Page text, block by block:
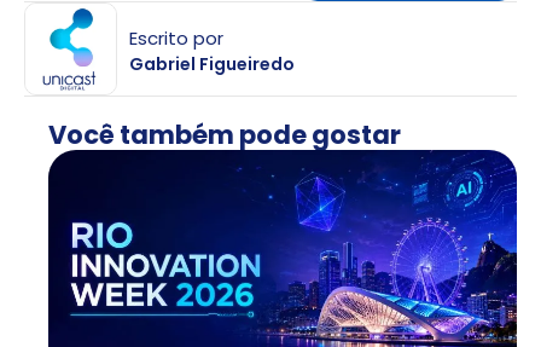
Escrito por
Gabriel Figueiredo
Você também pode gostar